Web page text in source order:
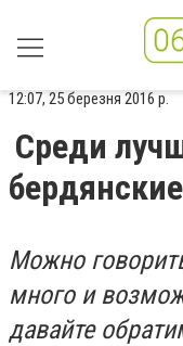
12:07, 25 березня 2016 р.
Среди
Можно
много и
давайте